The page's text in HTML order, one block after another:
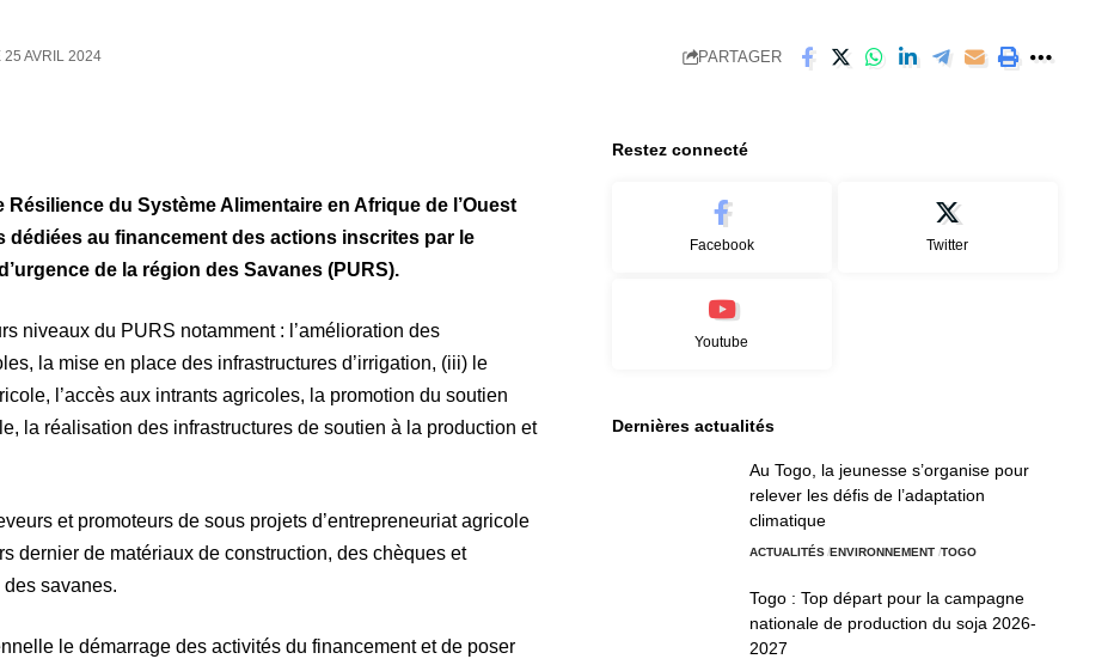
25 AVRIL 2024 PARTAGER
du Système Alimentaire en Afrique de l’Ouest
dédiées au financement des actions inscrites par le
de la région des Savanes (PURS).
niveaux du PURS notamment : l’amélioration des
la mise en place des infrastructures d’irrigation, (iii) le
l’accès aux intrants agricoles, la promotion du soutien
la réalisation des infrastructures de soutien à la production et
et promoteurs de sous projets d’entrepreneuriat agricole
dernier de matériaux de construction, des chèques et
savanes.
le démarrage des activités du financement et de poser
Restez connecté
Facebook Twitter
Youtube
Dernières actualités
Au Togo, la jeunesse s’organise pour
relever les défis de l’adaptation
climatique
ACTUALITÉS ENVIRONNEMENT TOGO
Togo : Top départ pour la campagne
nationale de production du soja 2026-
2027